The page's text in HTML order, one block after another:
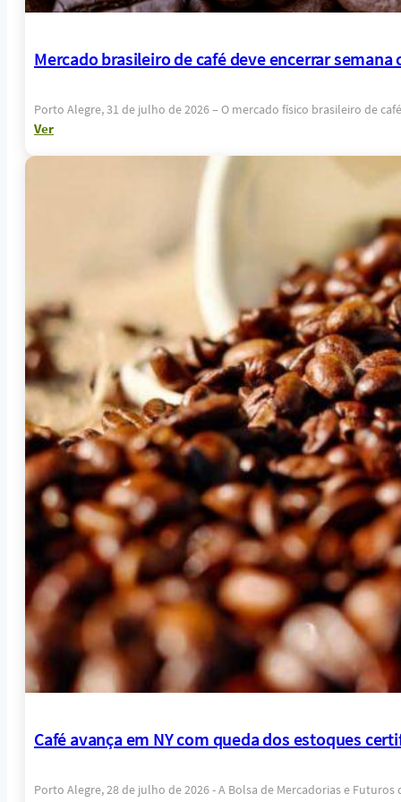
Mercado brasileiro de café deve encerrar
Porto Alegre, 31 de julho de 2026 – O mercado físico brasileiro de
Ver
Café avança em NY com queda dos estoques
Porto Alegre, 28 de julho de 2026 - A Bolsa de Mercadorias e Futuros